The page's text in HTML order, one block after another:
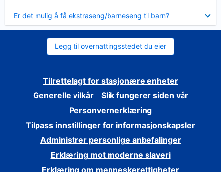
Er det mulig å få ekstraseng/barneseng til barn?
mindre
Legg til overnattingsstedet du eier
Tilrettelagt for stasjonære enheter
Generelle vilkår
Slik fungerer siden vår
Personvernerklæring
Tilpass innstillinger for informasjonskapsler
Administrer personlige anbefalinger
Erklæring mot moderne slaveri
Erklæring om menneskerettigheter